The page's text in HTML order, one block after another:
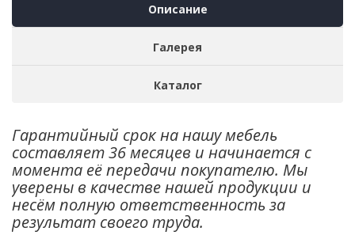
Описание
Галерея
Каталог
Гарантийный срок на нашу мебель
составляет 36 месяцев и начинается с
момента её передачи покупателю. Мы
уверены в качестве нашей продукции и
несём полную ответственность за
результат своего труда.